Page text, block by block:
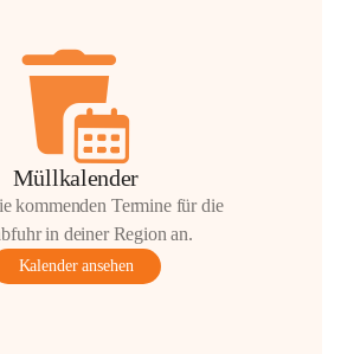
Müllkalender
kommenden Termine für die
in deiner Region an.
Kalender ansehen